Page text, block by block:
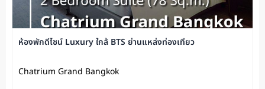
ห้องพักดีไซน์ Luxury ใกล้ BTS ย่านแหล่งท่องเที่ยว
Chatrium Grand Bangkok